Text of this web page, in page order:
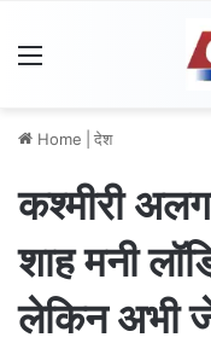
Home देश
कश्मीरी
शाह मनी
लेकिन अभी